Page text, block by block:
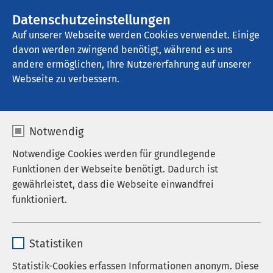
Datenschutzeinstellungen
Auf unserer Webseite werden Cookies verwendet. Einige
davon werden zwingend benötigt, während es uns
andere ermöglichen, Ihre Nutzererfahrung auf unserer
Webseite zu verbessern.
Notwendig
Notwendige Cookies werden für grundlegende
Funktionen der Webseite benötigt. Dadurch ist
gewährleistet, dass die Webseite einwandfrei
funktioniert.
Anbieter sgalinski
Statistiken
Statistik-Cookies erfassen Informationen anonym. Diese
AMEOS Klinikum Oldenburg -
Psychiatrische Tagesklinik
Veranstaltungen
Aktuell sind keine Veranstaltungen vorhanden.